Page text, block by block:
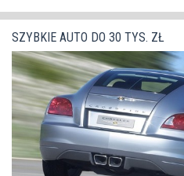
SZYBKIE AUTO DO 30 TYS. ZŁ